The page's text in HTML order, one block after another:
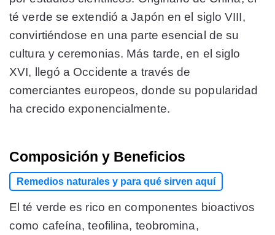
té verde se extendió a Japón en el siglo VIII,
convirtiéndose en una parte esencial de su
cultura y ceremonias. Más tarde, en el siglo
XVI, llegó a Occidente a través de
comerciantes europeos, donde su popularidad
ha crecido exponencialmente​​.
Composición y Beneficios
Remedios naturales y para qué sirven aquí
El té verde es rico en componentes bioactivos
como cafeína, teofilina, teobromina,